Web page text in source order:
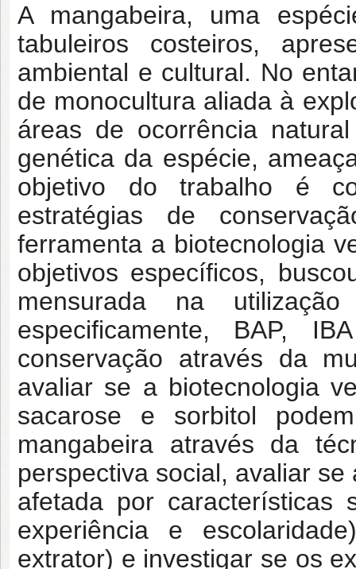
A mangabeira, uma
tabuleiros costeiros,
ambiental e cultural. No
de monocultura aliada à
áreas de ocorrência
genética da espécie,
objetivo do trabalho é
estratégias de
ferramenta a biotecnologia
objetivos específicos,
mensurada na
especificamente, BAP,
conservação através da
avaliar se a biotecnologia
sacarose e sorbitol
mangabeira através da
perspectiva social, avaliar
afetada por características
experiência e
extrator) e investigar se os